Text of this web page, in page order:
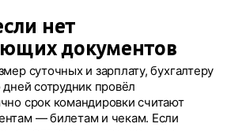
нет
документов
суточных и зарплату, бухгалтеру
сотрудник провёл
срок командировки считают
— билетам и чекам. Если